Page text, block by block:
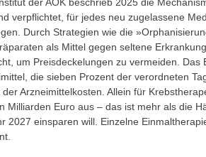
verpflichtet, für jedes neu zugelassene
Durch Strategien wie die
als Mittel gegen seltene
um Preisdeckelungen zu vermeiden. Das
die sieben Prozent der verordneten
Arzneimittelkosten. Allein für
Milliarden Euro aus – das ist mehr als die
2027 einsparen will. Einzelne